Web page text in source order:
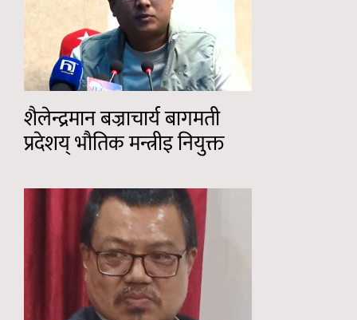
शैलेन्द्रमान बज्राचार्य बागमती
प्रदेशय् भौतिक मन्त्रीइ नियुक्त